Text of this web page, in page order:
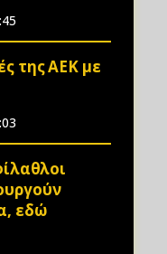
της ΑΕΚ με
εδώ